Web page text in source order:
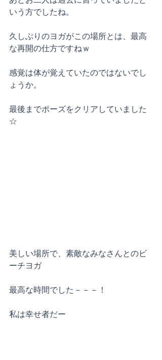
いう方でしたね。
久しぶりのヨガがこの場所とは、最高
な再開の仕方ですねｗ
感覚は体が覚えていたのではないでし
ょうか。
最後までポーズをクリアしていました
☆
美しい場所で、素敵なみなさんとのビ
ーチヨガ
最高な時間でした－－－！
私は幸せ者だー